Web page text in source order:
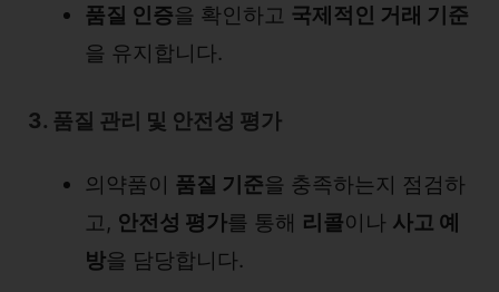
품질 인증을 확인하고 국제적인 거래 기준
을 유지합니다.
3. 품질 관리 및 안전성 평가
의약품이 품질 기준을 충족하는지 점검하
고, 안전성 평가를 통해 리콜이나 사고 예
방을 담당합니다.